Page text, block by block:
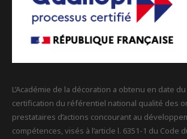
L’Académie de la décoration a obtenu en date
certification du référentiel national qualité des
prestataires d’actions concourant au
compétences, visés à l’article l. 6351-1 du Code